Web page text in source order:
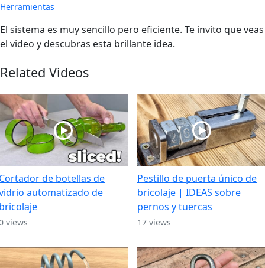
Herramientas
El sistema es muy sencillo pero eficiente. Te invito que veas
el video y descubras esta brillante idea.
Related Videos
de botellas de
automatizado de
views
Pestillo de puerta único de
bricolaje | IDEAS sobre
pernos y tuercas
17 views